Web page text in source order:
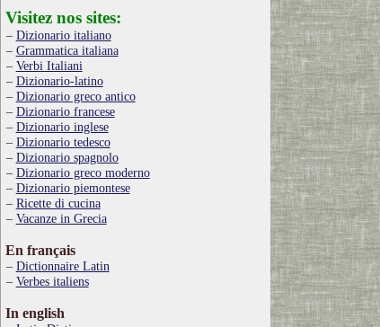
Visitez nos sites:
Dizionario italiano
Grammatica italiana
Verbi Italiani
Dizionario-latino
Dizionario greco antico
Dizionario francese
Dizionario inglese
Dizionario tedesco
Dizionario spagnolo
Dizionario greco moderno
Dizionario piemontese
Ricette di cucina
Vacanze in Grecia
En français
Dictionnaire Latin
Verbes italiens
In english